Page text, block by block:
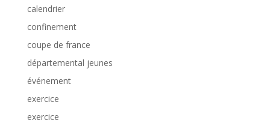
calendrier
confinement
coupe de france
départemental jeunes
événement
exercice
exercice